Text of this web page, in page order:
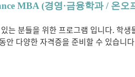
MBA (경영·금융학과 / 온오
는 분들을 위한 프로그램 입니다. 학생
안 다양한 자격증을 준비할 수 있습니